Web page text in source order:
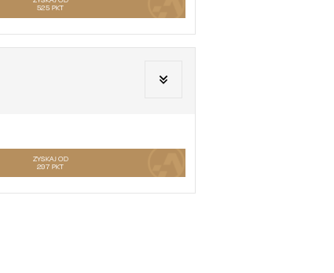
525 PKT
ZYSKAJ OD
297 PKT